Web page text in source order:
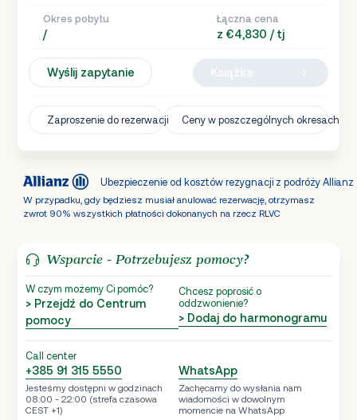
Okres pobytu
/
Łączna cena
z €4,830 / tj
Wyślij zapytanie
Zaproszenie do rezerwacji Ceny w poszczególnych okresach
Ubezpieczenie od kosztów rezygnacji z podróży Allianz
W przypadku, gdy będziesz musiał anulować rezerwację, otrzymasz
zwrot 90% wszystkich płatności dokonanych na rzecz RLVC
Wsparcie - Potrzebujesz pomocy?
W czym możemy Ci pomóc?
> Przejdź do Centrum
pomocy
Chcesz poprosić o
oddzwonienie?
> Dodaj do harmonogramu
Call center
+385 91 315 5550
Jesteśmy dostępni w godzinach
08:00 - 22:00 (strefa czasowa
CEST +1)
WhatsApp
Zachęcamy do wysłania nam
wiadomości w dowolnym
momencie na WhatsApp